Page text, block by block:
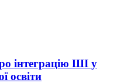
інтеграцію ШІ у
освіти